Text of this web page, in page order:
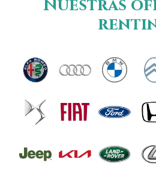
Nuestras